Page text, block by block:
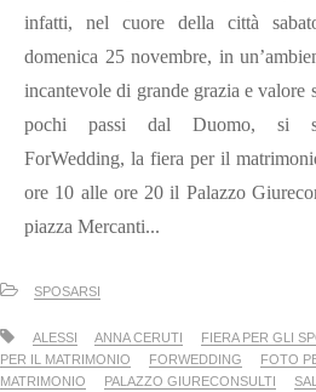
infatti, nel cuore della città
domenica 25 novembre, in
incantevole di grande grazia e valore
pochi passi dal Duomo, si
ForWedding, la fiera per il
ore 10 alle ore 20 il Palazzo
piazza Mercanti...
SPOSARSI
ALESSI ANNA CERUTI FIERA PER GLI
PER IL MATRIMONIO
FORWEDDING
FOTO
MATRIMONIO
PALAZZO GIURECONSULTI